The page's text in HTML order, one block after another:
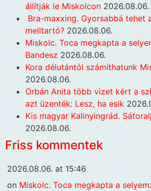
állítják le Miskolcon 2026.08.06.
Bra-maxxing. Gyorsabbá tehet
melltartó? 2026.08.06.
Miskolc. Toca megkapta a
Bandesz 2026.08.06.
Kora délutántól számíthatunk
2026.08.06.
Orbán Anita több vizet kért a
azt üzenték: Lesz, ha esik
Kis magyar Kalinyingrád.
2026.08.06.
Friss kommentek
2026.08.06. at 15:46
on Miskolc. Toca megkapta a